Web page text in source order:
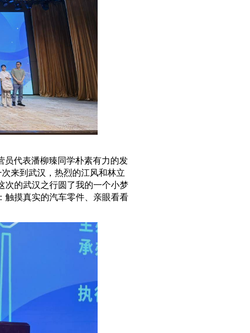
员代表潘柳臻同学朴素有力的发
来到武汉，热烈的江风和林立
次的武汉之行圆了我的一个小梦
触摸真实的汽车零件、亲眼看看